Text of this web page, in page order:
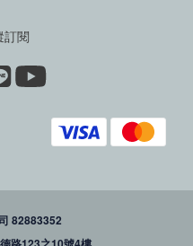
訂閱
82883352